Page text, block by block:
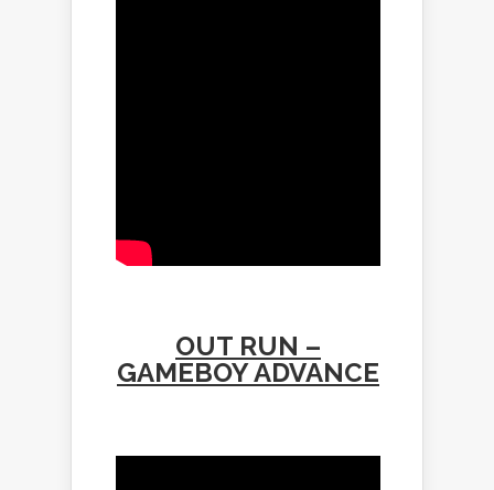
OUT RUN –
GAMEBOY ADVANCE